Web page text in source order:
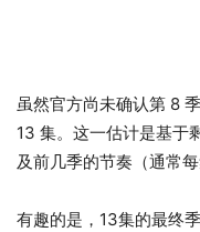
虽然官方尚未确认第 8
13 集。这一估计是基于
及前几季的节奏（通常
有趣的是，13集的最终